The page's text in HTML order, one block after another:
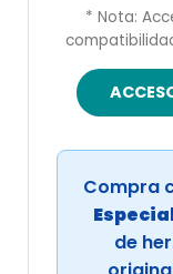
* Nota:
Compra
de